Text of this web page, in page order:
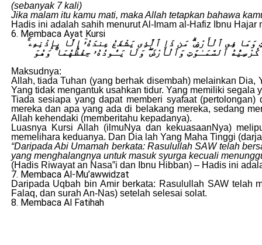
(sebanyak 7 kali)
Jika malam itu kamu mati, maka Allah tetapkan bahawa
Hadis ini adalah sahih menurut Al-Imam al-Hafiz Ibnu
6. Membaca Ayat Kursi
فِى ٱلْأَرْضِ ۗ مَن ذَا ٱلَّذِى يَشْفَعُ عِندَهُۥٓ إِلَّا بِإِذْنِهِۦ
ٱلسَّمَـٰوَٰتِ وَٱلْأَرْضَ ۖ وَلَا يَـُٔودُهُۥ حِفْظُهُمَا ۚ وَهُوَ
Maksudnya:
Allah, tiada Tuhan (yang berhak disembah) melainkan
Yang tidak mengantuk usahkan tidur. Yang memiliki
Tiada sesiapa yang dapat memberi syafaat
mereka dan apa yang ada di belakang mereka, sedang
Allah kehendaki (memberitahu kepadanya).
Luasnya Kursi Allah (ilmuNya dan kekuasaanNya)
memelihara keduanya. Dan Dia lah Yang Maha Tinggi
“Daripada Abi Umamah berkata: Rasulullah SAW telah
yang menghalangnya untuk masuk syurga kecuali
(Hadis Riwayat an Nasa‟i dan Ibnu Hibban) – Hadis ini
7. Membaca Al-Mu’awwidzat
Daripada Uqbah bin Amir berkata: Rasulullah SAW telah
Falaq, dan surah An-Nas) setelah selesai solat.
8. Membaca Al Fatihah